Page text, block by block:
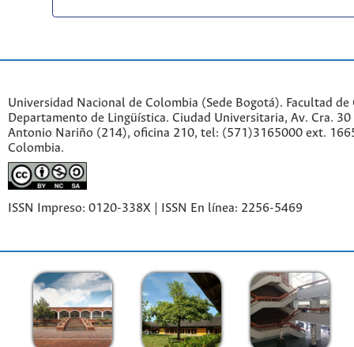
Universidad Nacional de Colombia (Sede Bogotá). Facultad de
Departamento de Lingüística. Ciudad Universitaria, Av. Cra.
Antonio Nariño (214), oficina 210, tel: (571)3165000 ext.
Colombia.
ISSN Impreso: 0120-338X | ISSN En línea: 2256-5469